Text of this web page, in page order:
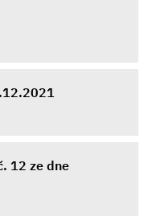
12 ze dne